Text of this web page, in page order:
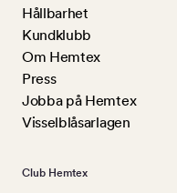
Hållbarhet
Kundklubb
Om Hemtex
Press
Jobba på Hemtex
Visselblåsarlagen
Club Hemtex